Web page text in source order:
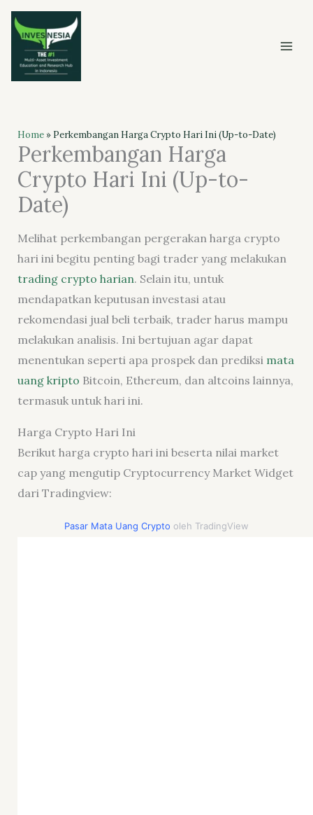
Skip
content
Home» Perkembangan Harga Crypto Hari Ini (Up-to-Date)
Perkembangan Harga
Crypto Hari Ini (Up-to-
Date)
Melihat perkembangan pergerakan harga crypto
hari ini begitu penting bagi trader yang melakukan
trading crypto harian. Selain itu, untuk
mendapatkan keputusan investasi atau
rekomendasi jual beli terbaik, trader harus mampu
melakukan analisis. Ini bertujuan agar dapat
menentukan seperti apa prospek dan prediksi mata
uang kripto Bitcoin, Ethereum, dan altcoins lainnya,
termasuk untuk hari ini.
Harga Crypto Hari Ini
Berikut harga crypto hari ini beserta nilai market
cap yang mengutip Cryptocurrency Market Widget
dari Tradingview:
Pasar Mata Uang Crypto oleh TradingView